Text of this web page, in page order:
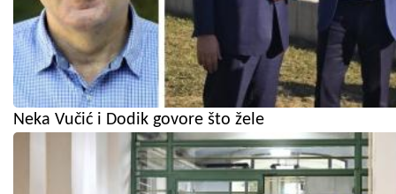
Neka Vučić i Dodik govore što žele